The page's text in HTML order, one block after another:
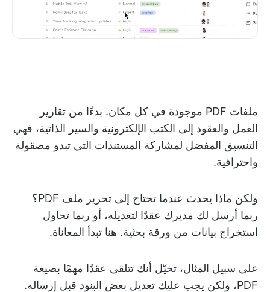
ملفات PDF موجودة في كل مكان. بدءًا من تقارير
العمل والعقود إلى الكتب الإلكترونية والسير الذاتية، فهي
التنسيق المفضل لمشاركة المستندات التي تبدو مصقولة
واحترافية.
ولكن ماذا يحدث عندما تحتاج إلى تحرير ملف PDF؟
ربما أرسل لك مديرك عقدًا لتعديله، أو ربما تحاول
استخراج بيانات من ورقة بحثية. هنا تبدأ المعاناة.
على سبيل المثال، تخيّل أنك تتلقى عقدًا مهمًا بصيغة
PDF، ولكن يجب عليك تعديل بعض البنود قبل إرساله.